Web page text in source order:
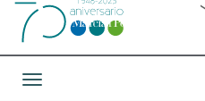
Toggle navigation